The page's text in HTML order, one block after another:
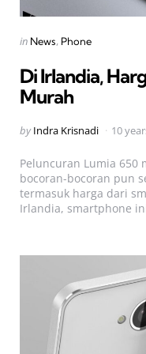
Categories
Posted
in News Phone
Di Irlandia,
Murah
Posted
by Indra Krisnadi 10
Peluncuran Lumia 650
bocoran-bocoran pun
termasuk harga dari
Irlandia, smartphone